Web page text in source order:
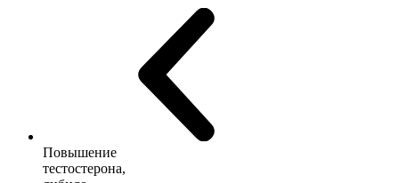
Повышение
тестостерона,